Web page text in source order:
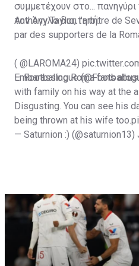
συμμετέχουν στο...
τον Άγγλο διαιτητή.
Anthony Taylor, l’arbitre de
par des supporters de la
( @LAROMA24)
— Footballogue
Embarassing Roma fans
with family on his way at the
Disgusting. You can see his
being thrown at his wife too.
— Saturnion :) (@saturnion13)